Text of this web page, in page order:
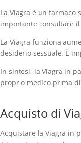
La Viagra è un
importante consultare
La Viagra funziona
desiderio sessuale. È
In sintesi, la Viagra in
proprio medico prima
Acquisto di
Acquistare la Viagra in